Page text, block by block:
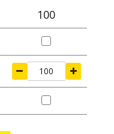
100